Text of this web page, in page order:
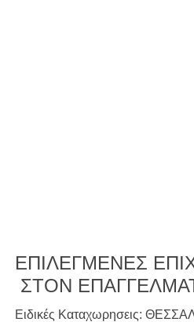
ΕΠΙΛΕΓΜΕΝΕΣ
ΣΤΟΝ
Ειδικές Καταχωρησεις: